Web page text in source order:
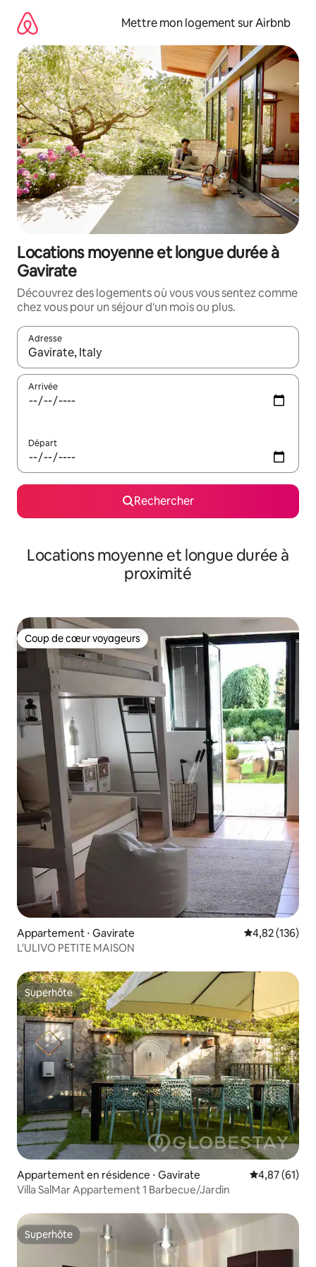
directement
contenu
Mettre mon logement sur Airbnb
Locations moyenne et longue durée à
Gavirate
Découvrez des logements où vous vous sentez comme
chez vous pour un séjour d'un mois ou plus.
Adresse
Lorsque les résultats s'affichent, utilisez les flèches vers le
Arrivée
Départ
Rechercher
Locations moyenne et longue durée à
proximité
Coup de cœur voyageurs
Coup de cœur voyageurs
Appartement ⋅ Gavirate Évaluation
4,82 (136)
L'ULIVO PETITE MAISON
Superhôte
Superhôte
Appartement en résidence ⋅ Gavirate Évaluation
4,87 (61)
Villa SalMar Appartement 1 Barbecue/Jardin
Superhôte
Superhôte